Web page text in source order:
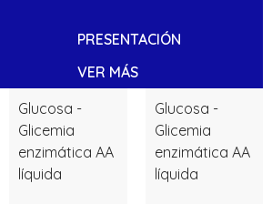
PRESENTACIÓN
VER MÁS
Glucosa -
Glicemia
enzimática AA
líquida
Glucosa -
Glicemia
enzimática AA
líquida